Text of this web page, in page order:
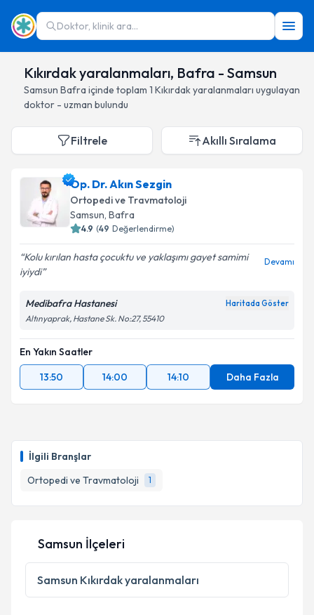
Doktor, klinik ara...
Kıkırdak yaralanmaları, Bafra - Samsun
Samsun Bafra içinde toplam 1 Kıkırdak yaralanmaları uygulayan
doktor - uzman bulundu
İlgili Branşlar
Ortopedi ve Travmatoloji
1
Filtrele Akıllı Sıralama
Op. Dr. Akın Sezgin
Ortopedi ve Travmatoloji
Samsun, Bafra
4.9 (49 Değerlendirme)
Kolu kırılan hasta çocuktu ve yaklaşımı gayet samimi
iyiydi
Devamı
Medibafra Hastanesi Haritada Göster
Altınyaprak, Hastane Sk. No:27, 55410
En Yakın Saatler
13:50
14:00 14:10 Daha Fazla
Samsun İlçeleri
Samsun Kıkırdak yaralanmaları